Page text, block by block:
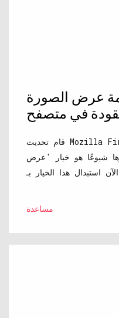
عرض الصورة
قام تحديث Mozilla Firefox 88 بإزالة عدد من
شيوعًا هو خيار 'عرض
مساعدة